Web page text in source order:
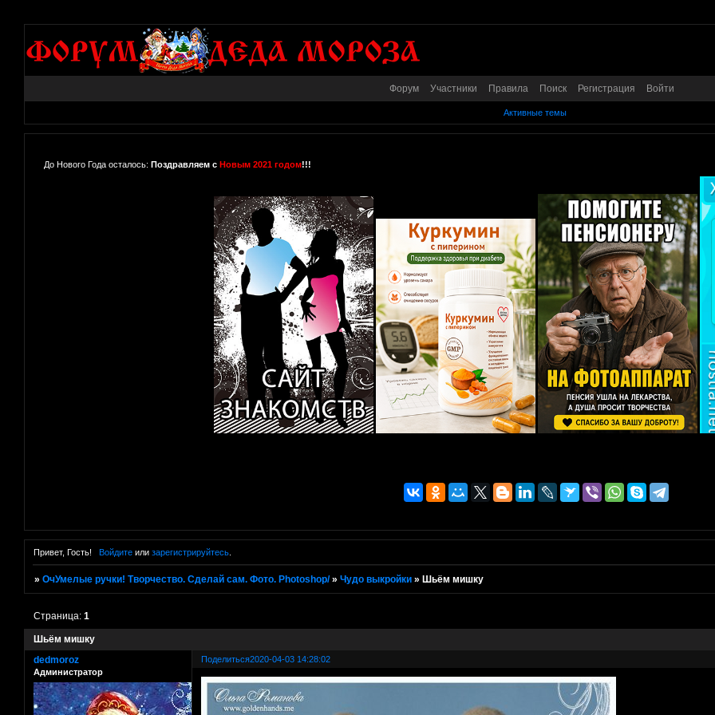
Форум Участники Правила Поиск Регистрация Войти
Активные темы
До Нового Года осталось: Поздравляем с Новым 2021 годом!!!
Привет, Гость! Войдитеили зарегистрируйтесь.
»ОчУмелые ручки! Творчество. Сделай сам. Фото. Photoshop/ »Чудо выкройки » Шьём мишку
Шьём мишку
Страница:1
Поделиться2020-04-03 14:28:02
dedmoroz
Администратор